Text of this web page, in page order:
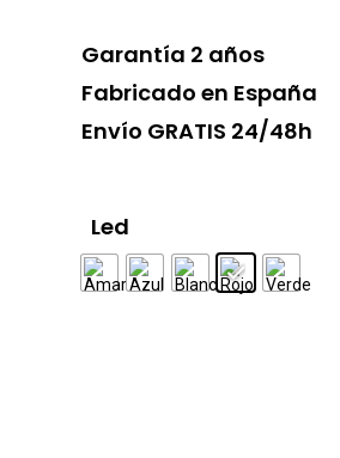
Garantía 2 años
Fabricado en España
Envío GRATIS 24/48h
Led